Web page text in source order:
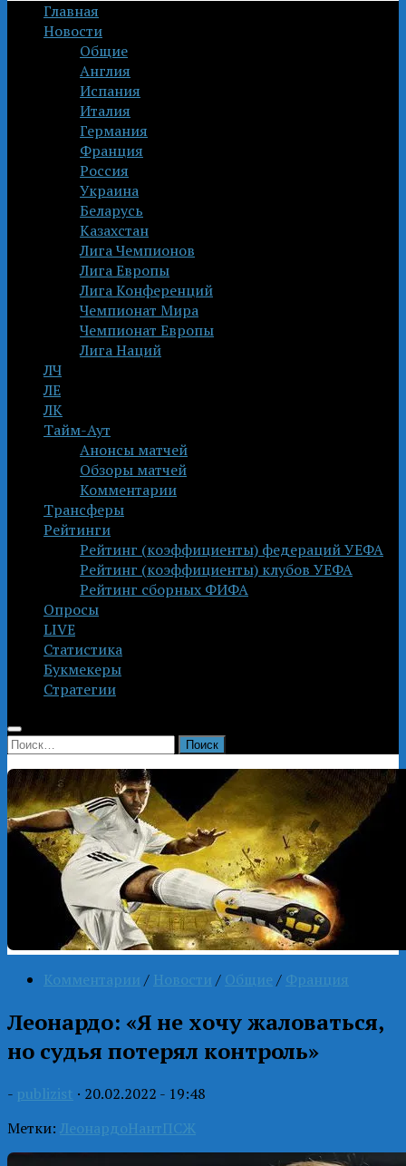
Главная
Новости
Общие
Англия
Испания
Италия
Германия
Франция
Россия
Украина
Беларусь
Казахстан
Лига Чемпионов
Лига Европы
Лига Конференций
Чемпионат Мира
Чемпионат Европы
Лига Наций
ЛЧ
ЛЕ
ЛК
Тайм-Аут
Анонсы матчей
Обзоры матчей
Комментарии
Трансферы
Рейтинги
Рейтинг (коэффициенты) федераций УЕФА
Рейтинг (коэффициенты) клубов УЕФА
Рейтинг сборных ФИФА
Опросы
LIVE
Статистика
Букмекеры
Стратегии
Найти:
Комментарии / Новости / Общие / Франция
Леонардо: «Я не хочу жаловаться,
но судья потерял контроль»
- publizist · 20.02.2022 - 19:48
Метки: ЛеонардоНантПСЖ